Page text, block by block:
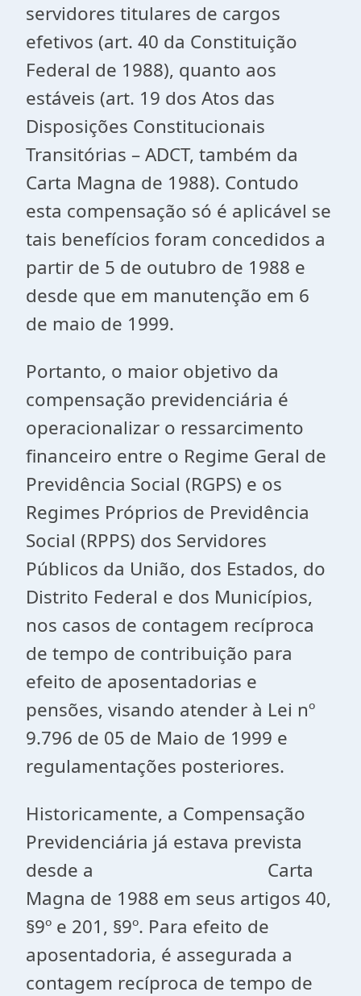
servidores titulares de cargos
efetivos (art. 40 da Constituição
Federal de 1988), quanto aos
estáveis (art. 19 dos Atos das
Disposições Constitucionais
Transitórias – ADCT, também da
Carta Magna de 1988). Contudo
esta compensação só é aplicável se
tais benefícios foram concedidos a
partir de 5 de outubro de 1988 e
desde que em manutenção em 6
de maio de 1999.
Portanto, o maior objetivo da
compensação previdenciária é
operacionalizar o ressarcimento
financeiro entre o Regime Geral de
Previdência Social (RGPS) e os
Regimes Próprios de Previdência
Social (RPPS) dos Servidores
Públicos da União, dos Estados, do
Distrito Federal e dos Municípios,
nos casos de contagem recíproca
de tempo de contribuição para
efeito de aposentadorias e
pensões, visando atender à Lei nº
9.796 de 05 de Maio de 1999 e
regulamentações posteriores.
Historicamente, a Compensação
Previdenciária já estava prevista
desde a Carta
Magna de 1988 em seus artigos 40,
§9º e 201, §9º. Para efeito de
aposentadoria, é assegurada a
contagem recíproca de tempo de